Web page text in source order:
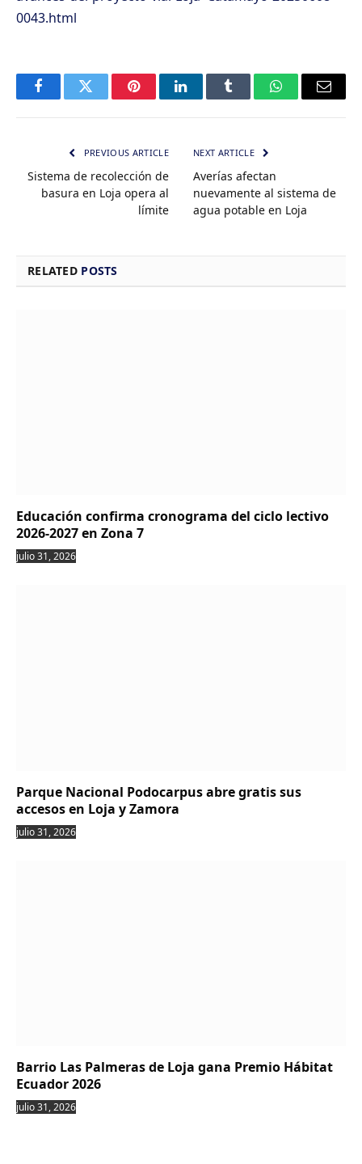
0043.html
FacebookTwitter PinterestLinkedInTumblr WhatsAppEmail
PREVIOUS ARTICLE
Sistema de recolección de
basura en Loja opera al
límite
NEXT ARTICLE
Averías afectan
nuevamente al sistema de
agua potable en Loja
RELATED POSTS
Educación confirma cronograma del ciclo lectivo
2026-2027 en Zona 7
julio 31, 2026
Parque Nacional Podocarpus abre gratis sus
accesos en Loja y Zamora
julio 31, 2026
Barrio Las Palmeras de Loja gana Premio Hábitat
Ecuador 2026
julio 31, 2026